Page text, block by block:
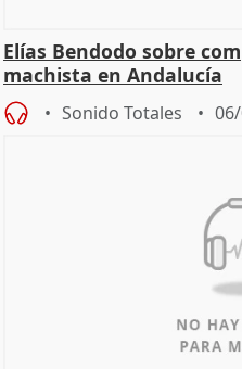
Elías Bendodo sobre
machista en Andalucía
Sonido Totales